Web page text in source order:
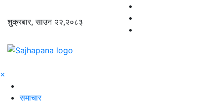
शुक्रबार, साउन २२,२०८३
×
समाचार